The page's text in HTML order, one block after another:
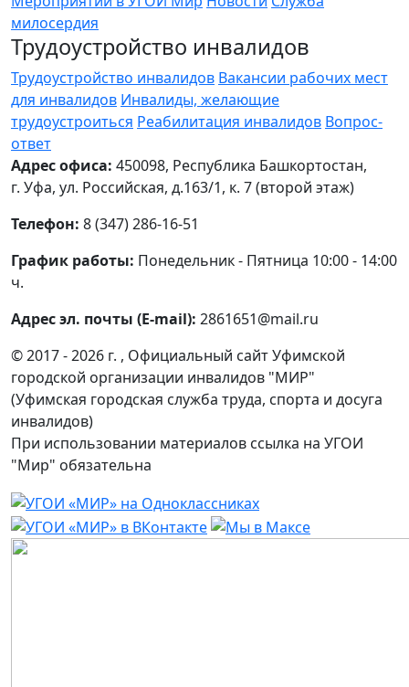
милосердия
Трудоустройство инвалидов
Трудоустройство инвалидов Вакансии рабочих мест
для инвалидов Инвалиды, желающие
трудоустроиться Реабилитация инвалидов Вопрос-
ответ
Адрес офиса: 450098, Республика Башкортостан,
г. Уфа, ул. Российская, д.163/1, к. 7 (второй этаж)
Телефон: 8 (347) 286-16-51
График работы: Понедельник - Пятница 10:00 - 14:00
ч.
Адрес эл. почты (E-mail): 2861651@mail.ru
© 2017 - 2026 г. , Официальный сайт Уфимской
городской организации инвалидов "МИР"
(Уфимская городская служба труда, спорта и досуга
инвалидов)
При использовании материалов ссылка на УГОИ
"Мир" обязательна